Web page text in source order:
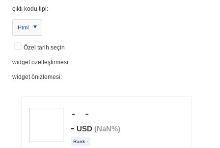
çıktı kodu tipi:
Html
Özel tarih seçin
widget özelleştirmesi
widget önizlemesi: